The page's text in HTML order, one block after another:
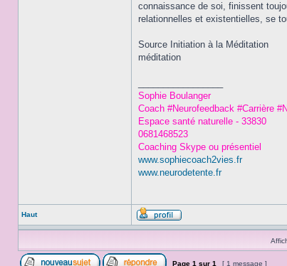
connaissance de soi, finissent
relationnelles et existentielles, se
Source Initiation à la Méditation
méditation
Sophie Boulanger
Coach #Neurofeedback #Carrière
Espace santé naturelle - 33830
0681468523
Coaching Skype ou présentiel
www.sophiecoach2vies.fr
www.neurodetente.fr
Haut
Page 1 sur 1 [ 1 message ]